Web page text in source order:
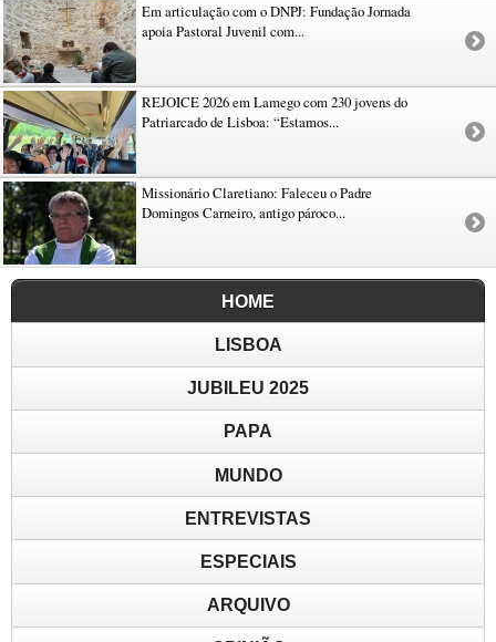
Em articulação com o DNPJ: Fundação Jornada
apoia Pastoral Juvenil com...
REJOICE 2026 em Lamego com 230 jovens do
Patriarcado de Lisboa: “Estamos...
Missionário Claretiano: Faleceu o Padre
Domingos Carneiro, antigo pároco...
HOME
LISBOA
JUBILEU 2025
PAPA
MUNDO
ENTREVISTAS
ESPECIAIS
ARQUIVO